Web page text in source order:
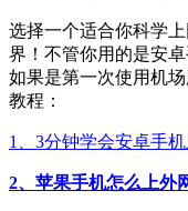
选择一个适合你科学
界！不管你用的是安
如果是第一次使用机
教程：
1、3分钟学会安卓手
2、苹果手机怎么上外